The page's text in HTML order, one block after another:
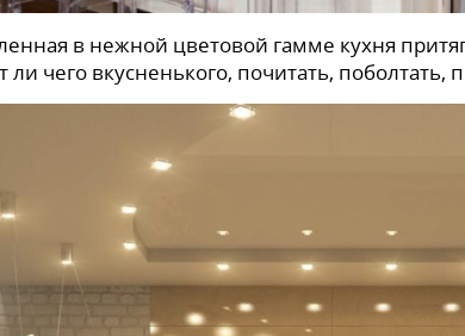
в нежной цветовой гамме кухня
ли чего вкусненького, почитать,